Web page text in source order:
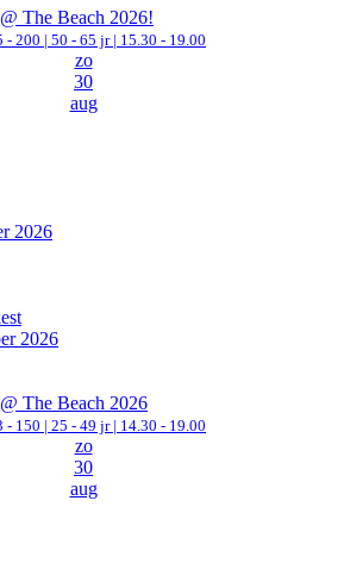
The Beach 2026!
- 200 | 50 - 65 jr | 15.30 - 19.00
zo
30
aug
2026
2026
The Beach 2026
- 150 | 25 - 49 jr | 14.30 - 19.00
zo
30
aug